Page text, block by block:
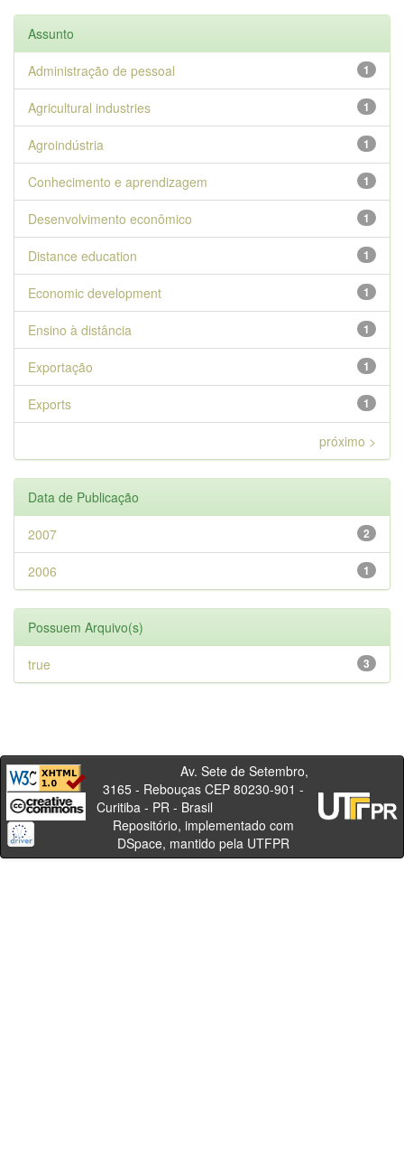
Assunto
1
Administração de pessoal
1
Agricultural industries
1
Agroindústria
1
Conhecimento e aprendizagem
1
Desenvolvimento econômico
1
Distance education
1
Economic development
1
Ensino à distância
1
Exportação
1
Exports
próximo >
Data de Publicação
2
2007
1
2006
Possuem Arquivo(s)
3
true
Av. Sete de Setembro,
3165 - Rebouças CEP 80230-901 -
Curitiba - PR - Brasil
Repositório, implementado com
DSpace, mantido pela UTFPR